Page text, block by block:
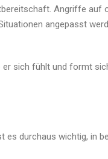
Angriffe auf
angepasst
er sich fühlt und formt
es durchaus wichtig, in